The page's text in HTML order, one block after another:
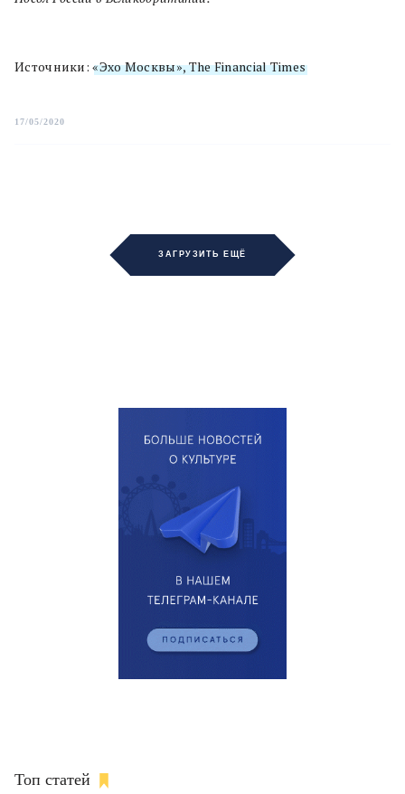
Источники:«Эхо Москвы»,The Financial Times
17/05/2020
ЗАГРУЗИТЬ ЕЩЁ
Топ статей